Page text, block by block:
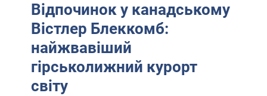
Відпочинок у канадському
Вістлер Блеккомб:
найжвавіший
гірськолижний курорт
світу